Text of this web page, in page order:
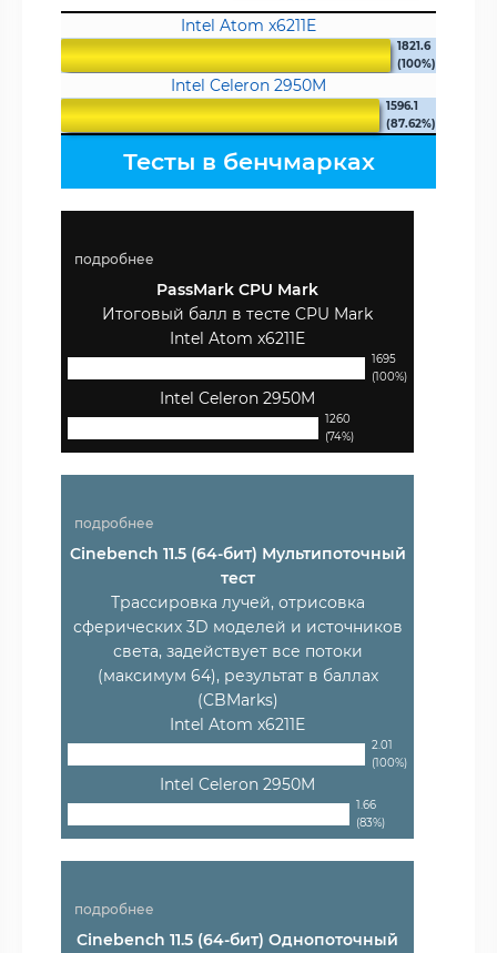
Intel Atom x6211E
1821.6
(100%)
Intel Celeron 2950M
1596.1
(87.62%)
Тесты в бенчмарках
подробнее
PassMark CPU Mark
Итоговый балл в тесте CPU Mark
Intel Atom x6211E
1695
(100%)
Intel Celeron 2950M
1260
(74%)
подробнее
Cinebench 11.5 (64-бит) Мультипоточный
тест
Трассировка лучей, отрисовка
сферических 3D моделей и источников
света, задействует все потоки
(максимум 64), результат в баллах
(CBMarks)
Intel Atom x6211E
2.01
(100%)
Intel Celeron 2950M
1.66
(83%)
подробнее
Cinebench 11.5 (64-бит) Однопоточный